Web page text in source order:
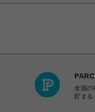
全国
貯まる